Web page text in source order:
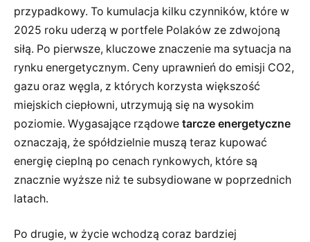
przypadkowy. To kumulacja kilku czynników, które w
2025 roku uderzą w portfele Polaków ze zdwojoną
siłą. Po pierwsze, kluczowe znaczenie ma sytuacja na
rynku energetycznym. Ceny uprawnień do emisji CO2,
gazu oraz węgla, z których korzysta większość
miejskich ciepłowni, utrzymują się na wysokim
poziomie. Wygasające rządowe tarcze energetyczne
oznaczają, że spółdzielnie muszą teraz kupować
energię cieplną po cenach rynkowych, które są
znacznie wyższe niż te subsydiowane w poprzednich
latach.
Po drugie, w życie wchodzą coraz bardziej